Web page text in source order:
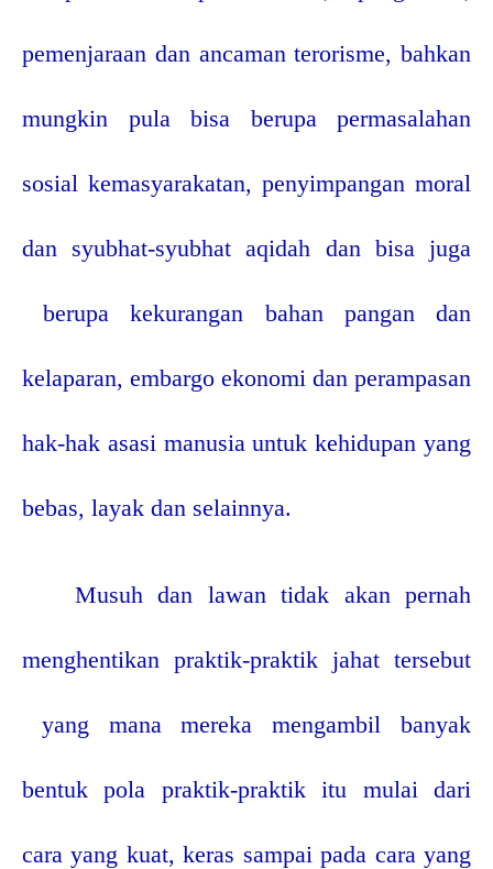
pemenjaraan dan ancaman terorisme, bahkan
mungkin pula bisa berupa permasalahan
sosial kemasyarakatan, penyimpangan moral
dan syubhat-syubhat aqidah dan bisa juga
berupa kekurangan bahan pangan dan
kelaparan, embargo ekonomi dan perampasan
hak-hak asasi manusia untuk kehidupan yang
bebas, layak dan selainnya.
Musuh dan lawan tidak akan pernah
menghentikan praktik-praktik jahat tersebut
yang mana mereka mengambil banyak
bentuk pola praktik-praktik itu mulai dari
cara yang kuat, keras sampai pada cara yang